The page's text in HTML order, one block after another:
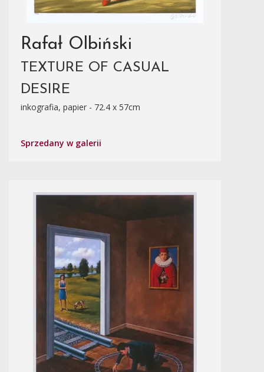
Rafał Olbiński
TEXTURE OF CASUAL
DESIRE
inkografia, papier - 72.4 x 57cm
Sprzedany w galerii